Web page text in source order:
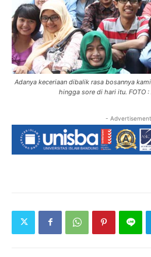
Adanya keceriaan dibalik rasa bosannya
hingga sore di hari itu. FOTO :
-